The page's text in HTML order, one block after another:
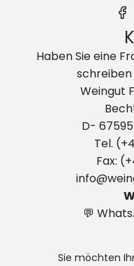
Haben Sie eine
schreiben
Weingut
D-
Tel.
Fax:
💬
Sie möchten